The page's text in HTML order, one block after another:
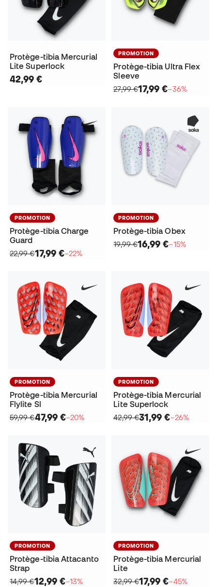
Protège-tibia Mercurial
Lite Superlock
42,99 €
PROMOTION
Protège-tibia Ultra Flex
Sleeve
27,99 €17,99 €−36%
PROMOTION
Protège-tibia Charge
Guard
22,99 €17,99 €−22%
PROMOTION
Protège-tibia Obex
19,99 €16,99 €−15%
PROMOTION
Protège-tibia Mercurial
Flylite Sl
59,99 €47,99 €−20%
PROMOTION
Protège-tibia Mercurial
Lite Superlock
42,99 €31,99 €−26%
PROMOTION
Protège-tibia Attacanto
Strap
14,99 €12,99 €−13%
PROMOTION
Protège-tibia Mercurial
Lite
32,99 €17,99 €−45%